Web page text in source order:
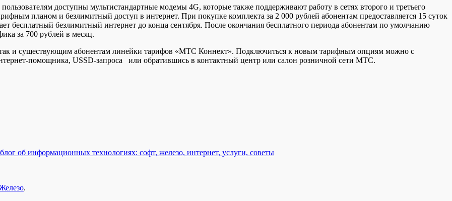
доступны мультистандартные модемы 4G, которые также поддерживают работу в сетях второго и третьего
планом и безлимитный доступ в интернет. При покупке комплекта за 2 000 рублей абонентам предоставляется 15 суток
бесплатный безлимитный интернет до конца сентября. После окончания бесплатного периода абонентам по умолчанию
за 700 рублей в месяц.
и существующим абонентам линейки тарифов «МТС Коннект». Подключиться к новым тарифным опциям можно с
помощника, USSD-запроса или обратившись в контактный центр или салон розничной сети МТС.
об информационных технологиях: софт, железо, интернет, услуги, советы
.